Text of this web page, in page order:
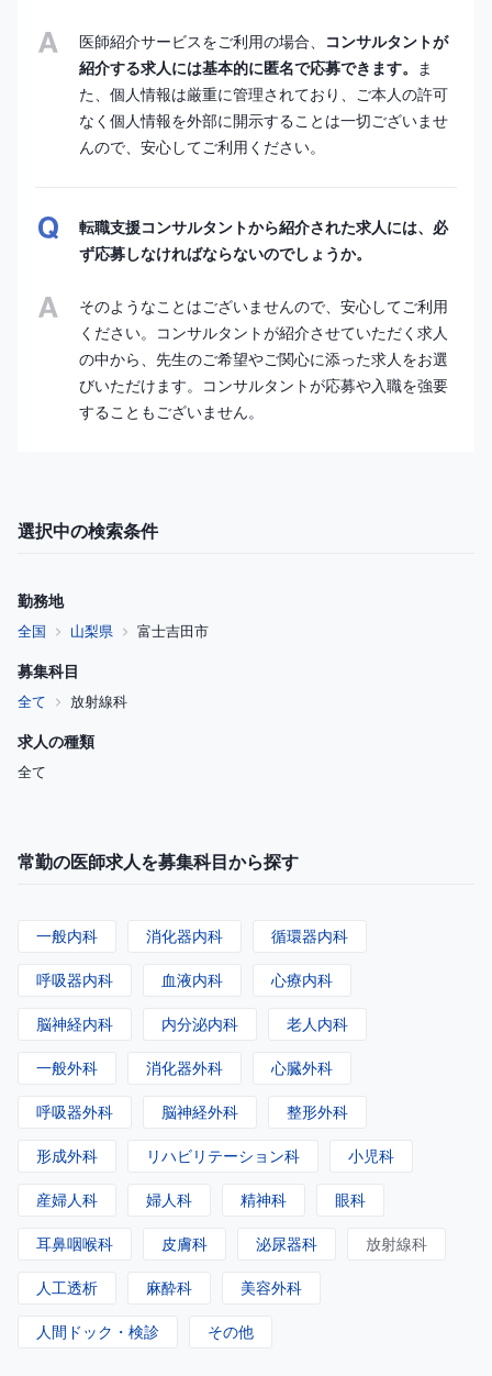
医師紹介サービスをご利用の場合、
コンサルタントが
紹介する求人には基本的に匿名で応募できます。 ま
た、個人情報は厳重に管理されており、ご本人の許可
なく個人情報を外部に開示することは一切ございませ
んので、安心してご利用ください。
転職支援コンサルタントから紹介された求人には、必
ず応募しなければならないのでしょうか。
そのようなことはございませんので、安心してご利用
ください。コンサルタントが紹介させていただく求人
の中から、先生のご希望やご関心に添った求人をお選
びいただけます。コンサルタントが応募や入職を強要
することもございません。
選択中の検索条件
勤務地
全国 山梨県 富士吉田市
募集科目
全て 放射線科
求人の種類
全て
常勤の医師求人を募集科目から探す
一般内科 消化器内科 循環器内科
呼吸器内科 血液内科 心療内科
脳神経内科 内分泌内科 老人内科
一般外科 消化器外科 心臓外科
呼吸器外科 脳神経外科 整形外科
形成外科 リハビリテーション科 小児科
産婦人科 婦人科 精神科 眼科
耳鼻咽喉科 皮膚科 泌尿器科 放射線科
人工透析 麻酔科 美容外科
人間ドック・検診 その他